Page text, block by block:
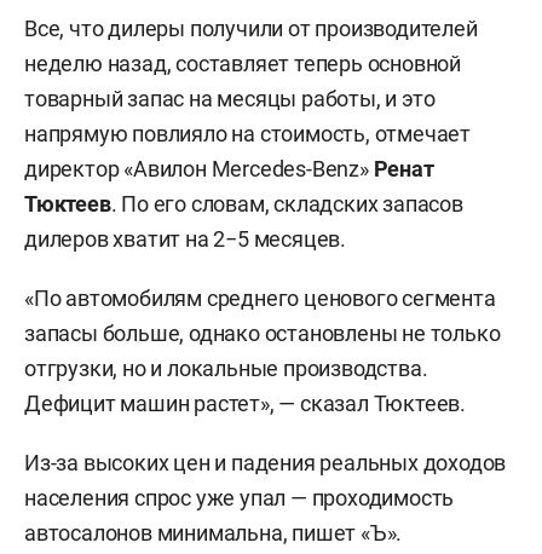
Все, что дилеры получили от производителей
неделю назад, составляет теперь основной
товарный запас на месяцы работы, и это
напрямую повлияло на стоимость, отмечает
директор «Авилон Mercedes-Benz» Ренат
Тюктеев. По его словам, складских запасов
дилеров хватит на 2−5 месяцев.
«По автомобилям среднего ценового сегмента
запасы больше, однако остановлены не только
отгрузки, но и локальные производства.
Дефицит машин растет», — сказал Тюктеев.
Из-за высоких цен и падения реальных доходов
населения спрос уже упал — проходимость
автосалонов минимальна, пишет «Ъ».